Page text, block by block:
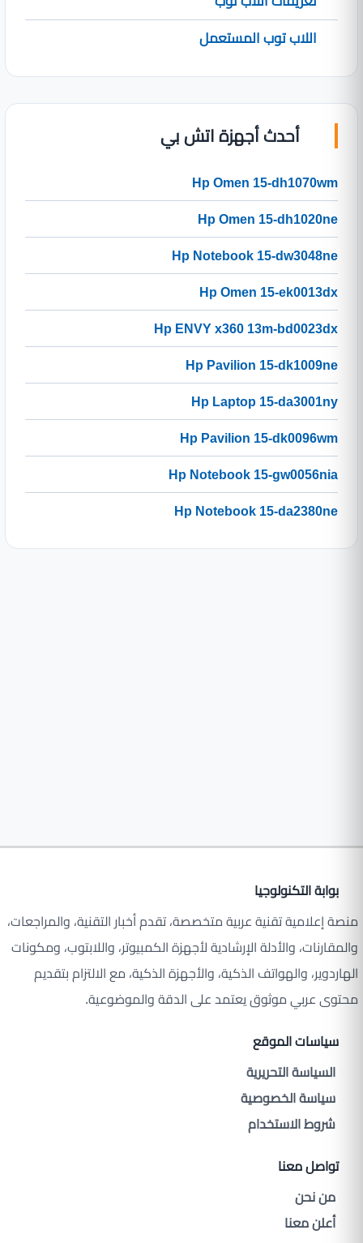
اللاب توب المستعمل
أحدث أجهزة اتش بي
Hp Omen 15-dh1070wm
Hp Omen 15-dh1020ne
Hp Notebook 15-dw3048ne
Hp Omen 15-ek0013dx
Hp ENVY x360 13m-bd0023dx
Hp Pavilion 15-dk1009ne
Hp Laptop 15-da3001ny
Hp Pavilion 15-dk0096wm
Hp Notebook 15-gw0056nia
Hp Notebook 15-da2380ne
بوابة التكنولوجيا
منصة إعلامية تقنية عربية متخصصة، تقدم أخبار التقنية، والمراجعات،
والمقارنات، والأدلة الإرشادية لأجهزة الكمبيوتر، واللابتوب، ومكونات
الهاردوير، والهواتف الذكية، والأجهزة الذكية، مع الالتزام بتقديم
محتوى عربي موثوق يعتمد على الدقة والموضوعية.
سياسات الموقع
السياسة التحريرية
سياسة الخصوصية
شروط الاستخدام
تواصل معنا
من نحن
أعلن معنا